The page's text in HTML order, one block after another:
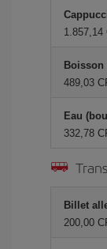
1.857,14
Boisson
489,03
Eau
332,78
Billet
200,00